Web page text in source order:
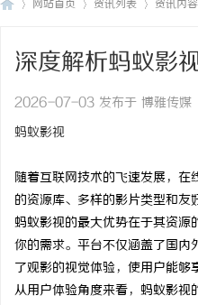
网站首页 资讯列表 资讯内容
深度解析蚂蚁影
2026-07-03 发布于 博雅传媒
蚂蚁影视
随着互联网技术的飞速发展，
的资源库、多样的影片类型和
蚂蚁影视的最大优势在于其资源
你的需求。平台不仅涵盖了国内
了观影的视觉体验，使用户能够
从用户体验角度来看，蚂蚁影视